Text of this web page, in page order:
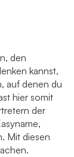
den
kannst,
auf denen du
hier somit
der
Mit diesen